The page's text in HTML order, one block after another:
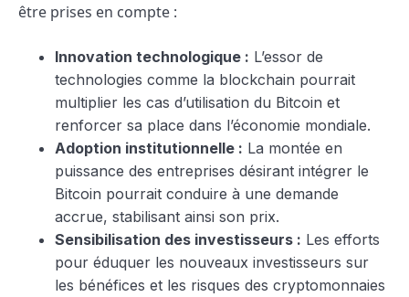
être prises en compte :
Innovation technologique : L’essor de
technologies comme la blockchain pourrait
multiplier les cas d’utilisation du Bitcoin et
renforcer sa place dans l’économie mondiale.
Adoption institutionnelle : La montée en
puissance des entreprises désirant intégrer le
Bitcoin pourrait conduire à une demande
accrue, stabilisant ainsi son prix.
Sensibilisation des investisseurs : Les efforts
pour éduquer les nouveaux investisseurs sur
les bénéfices et les risques des cryptomonnaies